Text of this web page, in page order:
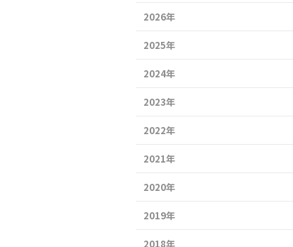
2026年
2025年
2024年
2023年
2022年
2021年
2020年
2019年
2018年